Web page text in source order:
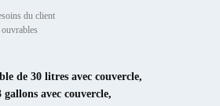
du client
de 30 litres avec couvercle,
avec couvercle,